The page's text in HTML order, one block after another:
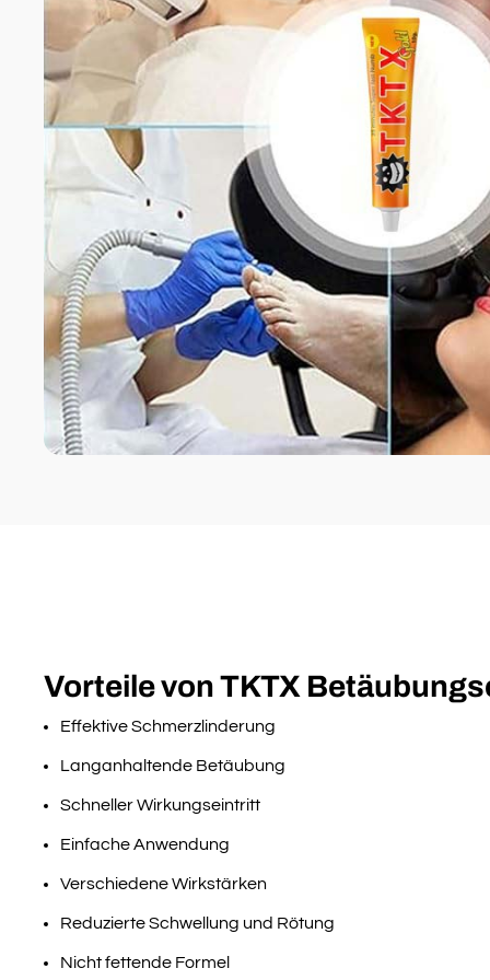
Vorteile von TKTX
Effektive Schmerzlinderung
Langanhaltende Betäubung
Schneller Wirkungseintritt
Einfache Anwendung
Verschiedene Wirkstärken
Reduzierte Schwellung und Rötung
Nicht fettende Formel